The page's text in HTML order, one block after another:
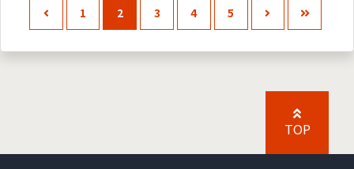
1 2 3 4 5
TOP